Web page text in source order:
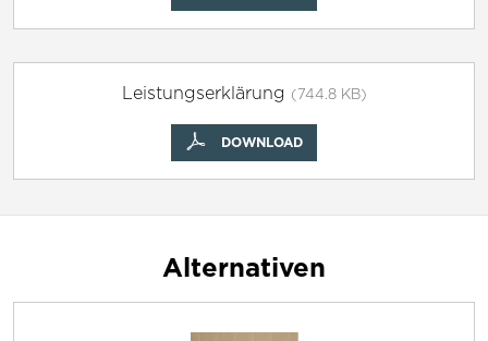
Leistungserklärung (744.8 KB)
DOWNLOAD
Alternativen